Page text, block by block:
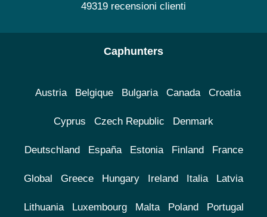
49319 recensioni clienti
Caphunters
Austria Belgique Bulgaria Canada Croatia
Cyprus Czech Republic Denmark
Deutschland España Estonia Finland France
Global Greece Hungary Ireland Italia Latvia
Lithuania Luxembourg Malta Poland Portugal